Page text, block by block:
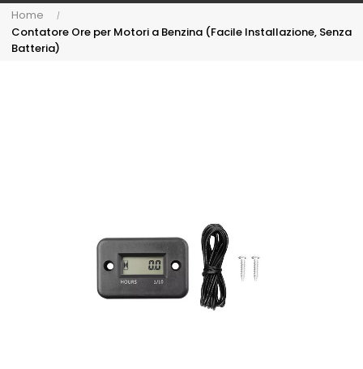
here...
Home
Contatore Ore per Motori a Benzina (Facile Installazione, Senza
Batteria)